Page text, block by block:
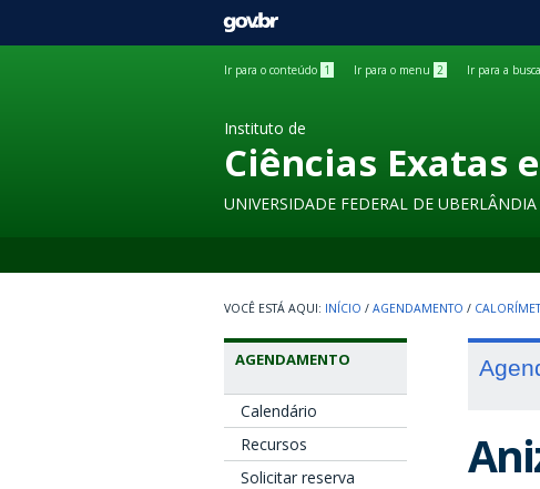
GOVBR
Ir para o conteúdo 1 Ir para o menu 2 Ir para a busca
Instituto de
Ciências Exatas
UNIVERSIDADE FEDERAL DE UBERLÂNDIA
INÍCIO / AGENDAMENTO /
AGENDAMENTO
Calendário
Recursos
Solicitar reserva